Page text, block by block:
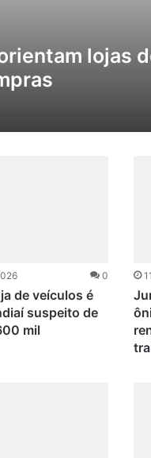
lojas
0
de veículos é
suspeito de
mil